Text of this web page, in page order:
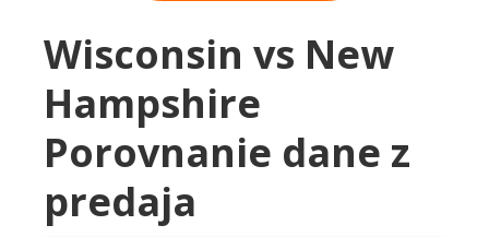
Wisconsin vs New
Hampshire
Porovnanie dane z
predaja